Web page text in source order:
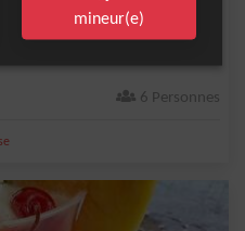
et aux framboises, rafraîchissant et
6 Personnes
mineur(e)